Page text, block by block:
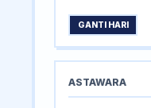
GANTI HARI
ASTAWARA